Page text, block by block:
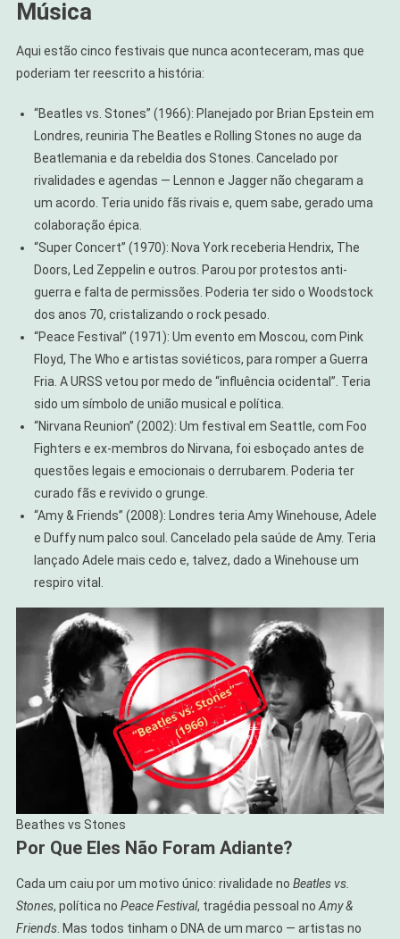
Música
Aqui estão cinco festivais que nunca aconteceram, mas que
poderiam ter reescrito a história:
“Beatles vs. Stones” (1966): Planejado por Brian Epstein em
Londres, reuniria The Beatles e Rolling Stones no auge da
Beatlemania e da rebeldia dos Stones. Cancelado por
rivalidades e agendas — Lennon e Jagger não chegaram a
um acordo. Teria unido fãs rivais e, quem sabe, gerado uma
colaboração épica.
“Super Concert” (1970): Nova York receberia Hendrix, The
Doors, Led Zeppelin e outros. Parou por protestos anti-
guerra e falta de permissões. Poderia ter sido o Woodstock
dos anos 70, cristalizando o rock pesado.
“Peace Festival” (1971): Um evento em Moscou, com Pink
Floyd, The Who e artistas soviéticos, para romper a Guerra
Fria. A URSS vetou por medo de “influência ocidental”. Teria
sido um símbolo de união musical e política.
“Nirvana Reunion” (2002): Um festival em Seattle, com Foo
Fighters e ex-membros do Nirvana, foi esboçado antes de
questões legais e emocionais o derrubarem. Poderia ter
curado fãs e revivido o grunge.
“Amy & Friends” (2008): Londres teria Amy Winehouse, Adele
e Duffy num palco soul. Cancelado pela saúde de Amy. Teria
lançado Adele mais cedo e, talvez, dado a Winehouse um
respiro vital.
Beathes vs Stones
Por Que Eles Não Foram Adiante?
Cada um caiu por um motivo único: rivalidade no Beatles vs.
Stones, política no Peace Festival, tragédia pessoal noAmy &
Friends. Mas todos tinham o DNA de um marco — artistas no